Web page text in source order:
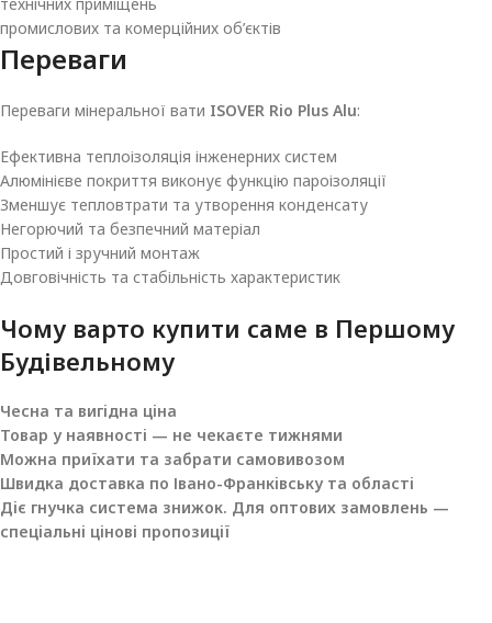
промислових та комерційних об’єктів
Переваги
Переваги мінеральної вати ISOVER Rio Plus Alu:
Ефективна теплоізоляція інженерних систем
Алюмінієве покриття виконує функцію пароізоляції
Зменшує тепловтрати та утворення конденсату
Негорючий та безпечний матеріал
Простий і зручний монтаж
Довговічність та стабільність характеристик
Чому варто купити саме в Першому
Будівельному
Чесна та вигідна ціна
Товар у наявності — не чекаєте тижнями
Можна приїхати та забрати самовивозом
Швидка доставка по Івано-Франківську та області
Діє гнучка система знижок. Для оптових замовлень —
спеціальні цінові пропозиції